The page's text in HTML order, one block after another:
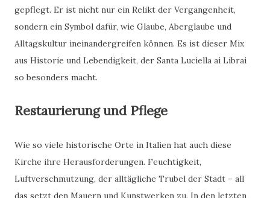
gepflegt. Er ist nicht nur ein Relikt der Vergangenheit,
sondern ein Symbol dafür, wie Glaube, Aberglaube und
Alltagskultur ineinandergreifen können. Es ist dieser Mix
aus Historie und Lebendigkeit, der Santa Luciella ai Librai
so besonders macht.
Restaurierung und Pflege
Wie so viele historische Orte in Italien hat auch diese
Kirche ihre Herausforderungen. Feuchtigkeit,
Luftverschmutzung, der alltägliche Trubel der Stadt – all
das setzt den Mauern und Kunstwerken zu. In den letzten